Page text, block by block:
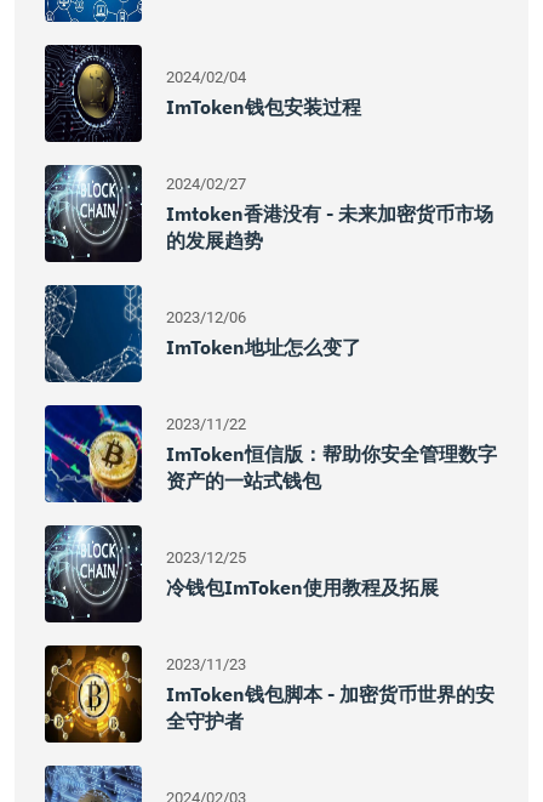
2024/02/04
ImToken钱包安装过程
2024/02/27
Imtoken香港没有 - 未来加密货币市场
的发展趋势
2023/12/06
ImToken地址怎么变了
2023/11/22
ImToken恒信版：帮助你安全管理数字
资产的一站式钱包
2023/12/25
冷钱包imToken使用教程及拓展
2023/11/23
ImToken钱包脚本 - 加密货币世界的安
全守护者
2024/02/03